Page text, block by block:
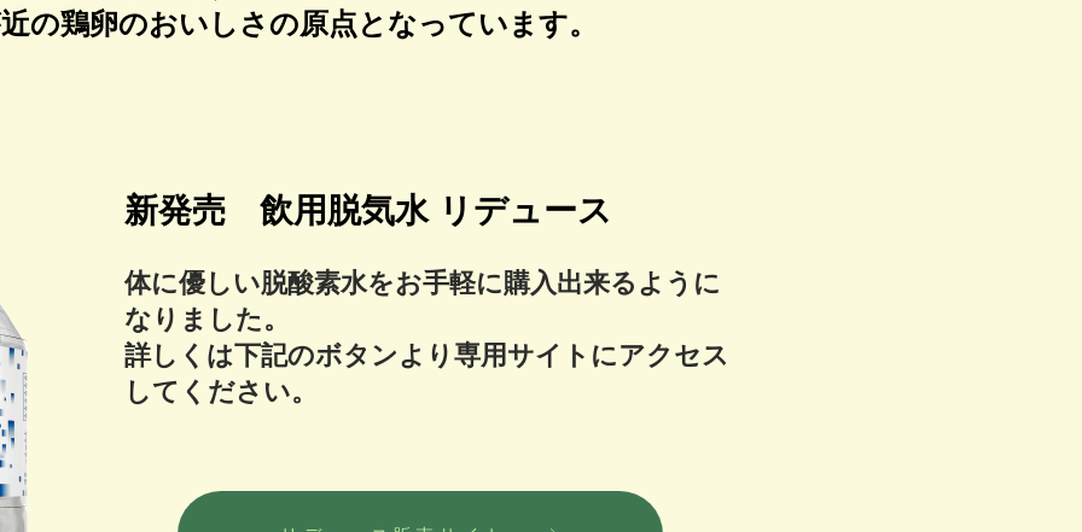
の鶏卵のおいしさの原点となっています。
新発売 飲用脱気水 リデュース
体に優しい脱酸素水をお手軽に購入出来るように
なりました。
​詳しくは下記のボタンより専用サイトにアクセス
してください。